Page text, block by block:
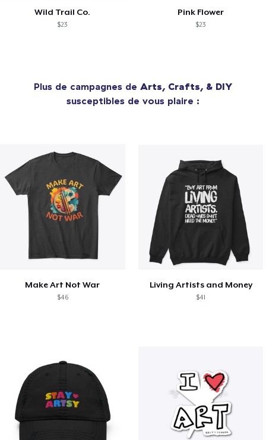
Wild Trail Co.
$23
Pink Flower
$23
Plus de campagnes de Arts, Crafts, & DIY
susceptibles de vous plaire :
Make Art Not War
$46
Living Artists and Money
$41